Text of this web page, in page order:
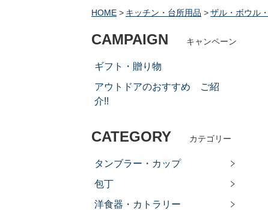
HOME キッチン・台所用品 ザル・ボウル
CAMPAIGN キャンペーン
ギフト・贈り物
アウトドアのおすすめ ご紹
介!!
CATEGORY カテゴリー
タンブラー・カップ
包丁
洋食器・カトラリー